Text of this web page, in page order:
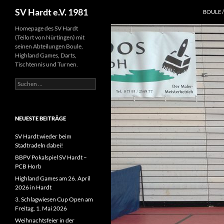
Inhalt
springen
SV Hardt e.V. 1981 BOULE
Homepage des SV Hardt
(Teilort von Nürtingen) mit
seinen Abteilungen Boule,
Highland Games, Darts,
Tischtennis und Turnen.
Suchen
nach:
NEUESTE BEITRÄGE
SV Hardt wieder beim
Stadtradeln dabei!
BBPV Pokalspiel SV Hardt –
PCB Horb
Highland Games am 26. April
2026 in Hardt
3. Schlagwiesen Cup Open am
Freitag, 1. Mai 2026
Weihnachtsfeier in der